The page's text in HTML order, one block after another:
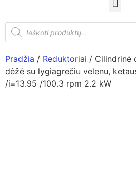
Pradžia / Reduktoriai / Cilindrinė
dėžė su lygiagrečiu velenu,
/i=13.95 /100.3 rpm 2.2 kW